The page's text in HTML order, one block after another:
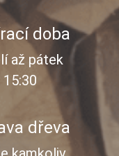
doba
až pátek
dřeva